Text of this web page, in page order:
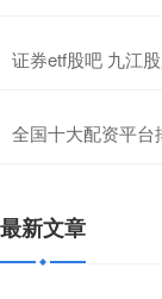
证券etf股吧 九江
全国十大配资平台
最新文章